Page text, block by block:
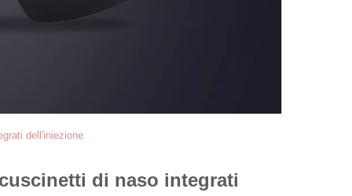
dell'iniezione
di naso integrati